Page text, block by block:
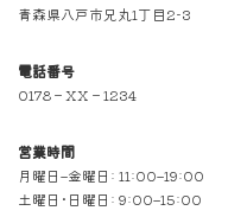
青森県八戸市兄丸1丁目2-3
電話番号
0178－XX－1234
営業時間
月曜日–金曜日: 11:00–19:00
土曜日･日曜日: 9:00–15:00